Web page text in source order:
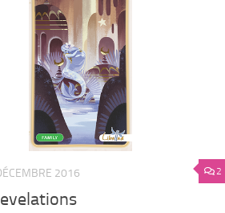
2
2016